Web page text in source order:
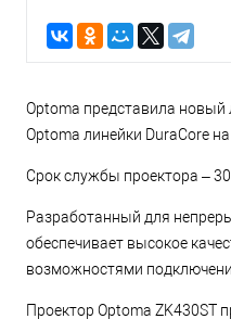
Optoma представила новый
Optoma линейки DuraCore
Срок службы проектора –
Разработанный для
обеспечивает высокое
возможностями
Проектор Optoma ZK430ST